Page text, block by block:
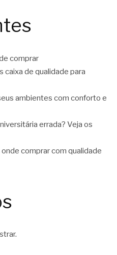
comprar
caixa de qualidade para
ambientes com conforto e
errada? Veja os
comprar com qualidade